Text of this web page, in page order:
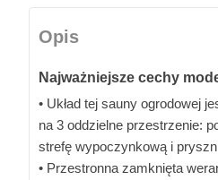
Opis
Najważniejsze cechy
• Układ tej sauny ogrodowej
na 3 oddzielne przestrzenie:
strefę wypoczynkową i
• Przestronna zamknięta